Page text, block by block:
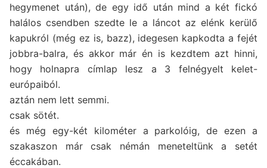
hegymenet után), de egy idő után mind a két fickó
halálos csendben szedte le a láncot az elénk kerülő
kapukról (még ez is, bazz), idegesen kapkodta a fejét
jobbra-balra, és akkor már én is kezdtem azt hinni,
hogy holnapra címlap lesz a 3 felnégyelt kelet-
európaiból.
aztán nem lett semmi.
csak sötét.
és még egy-két kilométer a parkolóig, de ezen a
szakaszon már csak némán meneteltünk a setét
éccakában.